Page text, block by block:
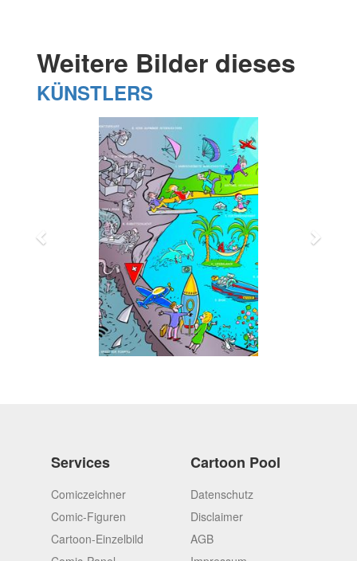
Weitere Bilder dieses
KÜNSTLERS
Services
Comiczeichner
Comic-Figuren
Cartoon-Einzelbild
Cartoon Pool
Datenschutz
Disclaimer
AGB